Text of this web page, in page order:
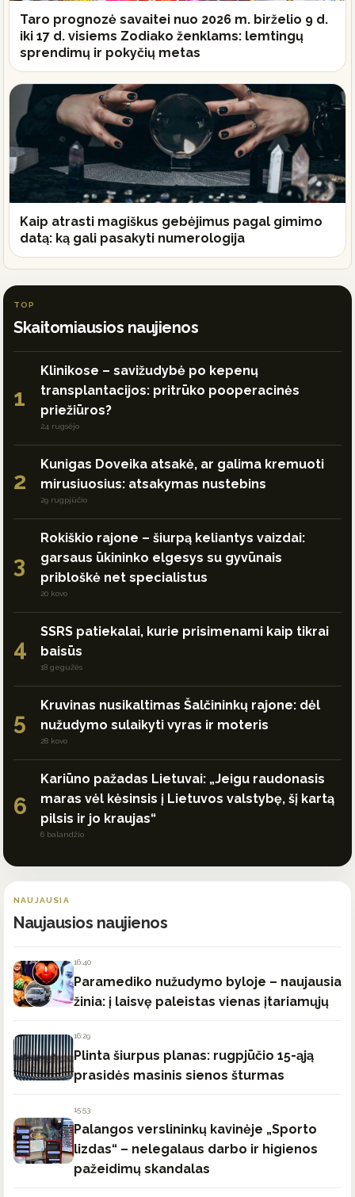
Taro prognozė savaitei nuo 2026 m. birželio 9 d.
iki 17 d. visiems Zodiako ženklams: lemtingų
sprendimų ir pokyčių metas
Kaip atrasti magiškus gebėjimus pagal gimimo
datą: ką gali pasakyti numerologija
TOP
Skaitomiausios naujienos
1
Klinikose – savižudybė po kepenų
transplantacijos: pritrūko pooperacinės
priežiūros?
24 rugsėjo
2
Kunigas Doveika atsakė, ar galima kremuoti
mirusiuosius: atsakymas nustebins
29 rugpjūčio
3
Rokiškio rajone – šiurpą keliantys vaizdai:
garsaus ūkininko elgesys su gyvūnais
pribloškė net specialistus
20 kovo
4
SSRS patiekalai, kurie prisimenami kaip tikrai
baisūs
18 gegužės
5
Kruvinas nusikaltimas Šalčininkų rajone: dėl
nužudymo sulaikyti vyras ir moteris
28 kovo
6
Kariūno pažadas Lietuvai: „Jeigu raudonasis
maras vėl kėsinsis į Lietuvos valstybę, šį kartą
pilsis ir jo kraujas“
6 balandžio
NAUJAUSIA
Naujausios naujienos
16:40
Paramediko nužudymo byloje – naujausia
žinia: į laisvę paleistas vienas įtariamųjų
16:29
Plinta šiurpus planas: rugpjūčio 15-ąją
prasidės masinis sienos šturmas
15:53
Palangos verslininkų kavinėje „Sporto
lizdas“ – nelegalaus darbo ir higienos
pažeidimų skandalas